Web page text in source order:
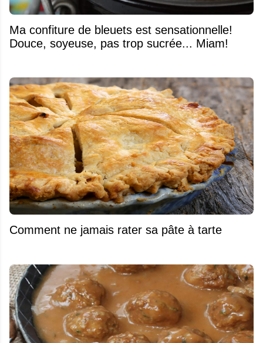
Ma confiture de bleuets est sensationnelle!
Douce, soyeuse, pas trop sucrée... Miam!
Comment ne jamais rater sa pâte à tarte